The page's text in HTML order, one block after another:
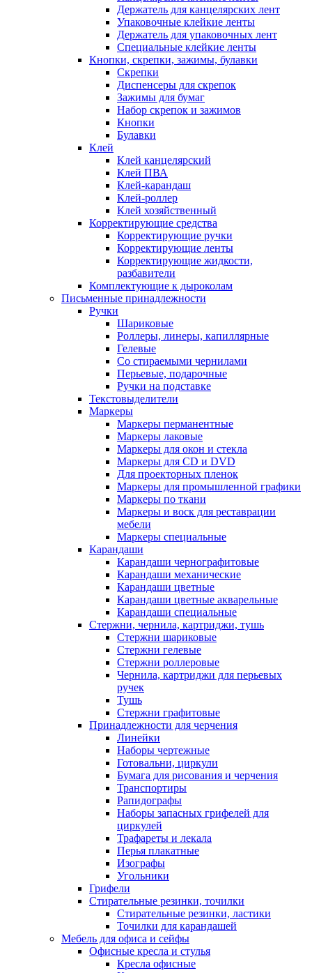
Держатель для канцелярских лент
Упаковочные клейкие ленты
Держатель для упаковочных лент
Специальные клейкие ленты
Кнопки, скрепки, зажимы, булавки
Скрепки
Диспенсеры для скрепок
Зажимы для бумаг
Набор скрепок и зажимов
Кнопки
Булавки
Клей
Клей канцелярский
Клей ПВА
Клей-карандаш
Клей-роллер
Клей хозяйственный
Корректирующие средства
Корректирующие ручки
Корректирующие ленты
Корректирующие жидкости,
разбавители
Комплектующие к дыроколам
Письменные принадлежности
Ручки
Шариковые
Роллеры, линеры, капиллярные
Гелевые
Со стираемыми чернилами
Перьевые, подарочные
Ручки на подставке
Текстовыделители
Маркеры
Маркеры перманентные
Маркеры лаковые
Маркеры для окон и стекла
Маркеры для CD и DVD
Для проекторных пленок
Маркеры для промышленной графики
Маркеры по ткани
Маркеры и воск для реставрации
мебели
Маркеры специальные
Карандаши
Карандаши чернографитовые
Карандаши механические
Карандаши цветные
Карандаши цветные акварельные
Карандаши специальные
Стержни, чернила, картриджи, тушь
Стержни шариковые
Стержни гелевые
Стержни роллеровые
Чернила, картриджи для перьевых
ручек
Тушь
Стержни графитовые
Принадлежности для черчения
Линейки
Наборы чертежные
Готовальни, циркули
Бумага для рисования и черчения
Транспортиры
Рапидографы
Наборы запасных грифелей для
циркулей
Трафареты и лекала
Перья плакатные
Изографы
Угольники
Грифели
Стирательные резинки, точилки
Стирательные резинки, ластики
Точилки для карандашей
Мебель для офиса и сейфы
Офисные кресла и стулья
Кресла офисные